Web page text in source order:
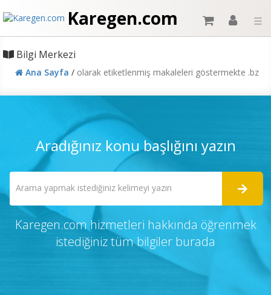
Karegen.com ☰
Bilgi Merkezi
Ana Sayfa / olarak etiketlenmiş makaleleri göstermekte .bz
Aradığınız konu başlığını yazın
Karegen.com hizmetleri hakkında öğrenmek
istediğiniz tüm bilgiler burada